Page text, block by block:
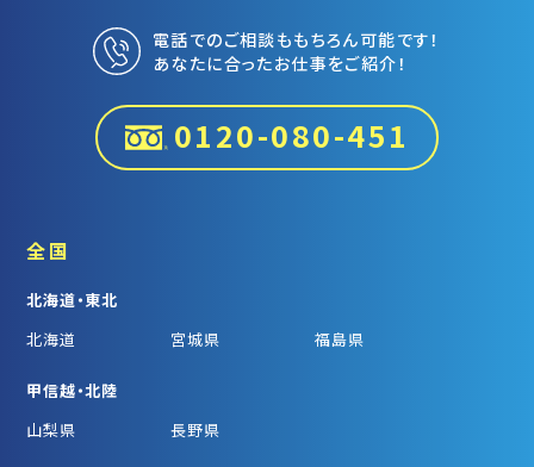
電話でのご相談ももちろん可能です！
あなたに合ったお仕事をご紹介！
0120-080-451
全国
北海道・東北
北海道
宮城県 福島県
甲信越・北陸
山梨県
長野県